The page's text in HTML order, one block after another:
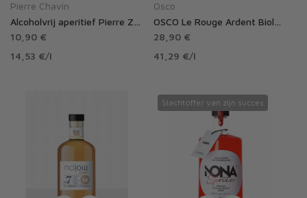
Pierre Chavin
10,90 €
14,53 €/l
Osco
28,90 €
41,29 €/l
Slachtoffer van zijn succes